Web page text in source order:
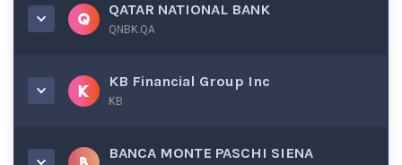
QATAR NATIONAL BANK
QNBK.QA
KB Financial Group Inc
KB
BANCA MONTE PASCHI SIENA